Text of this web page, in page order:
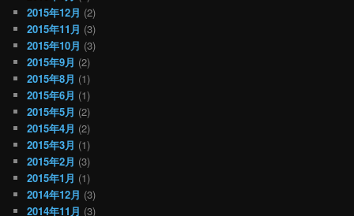
2015年12月 (2)
2015年11月 (3)
2015年10月 (3)
2015年9月 (2)
2015年8月 (1)
2015年6月 (1)
2015年5月 (2)
2015年4月 (2)
2015年3月 (1)
2015年2月 (3)
2015年1月 (1)
2014年12月 (3)
2014年11月 (3)